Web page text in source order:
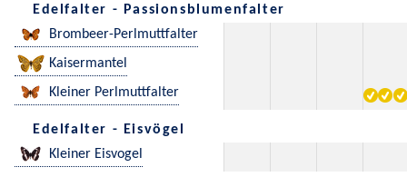
Edelfalter - Passionsblumenfalter
Brombeer-Perlmuttfalter
Kaisermantel
Kleiner Perlmuttfalter
Edelfalter - Eisvögel
Kleiner Eisvogel